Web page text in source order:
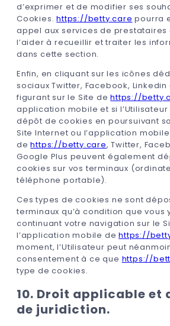
d’exprimer et de modifier ses
Cookies.https://betty.care pourra
appel aux services de prestataires
l’aider à recueillir et traiter les
dans cette section.
Enfin, en cliquant sur les icônes
sociaux Twitter, Facebook, Linkedin
figurant sur le Site dehttps://
application mobile et si
dépôt de cookies en poursuivant
Site Internet ou l’application mobile
dehttps://betty.care, Twitter,
Google Plus peuvent également
cookies sur vos terminaux
téléphone portable).
Ces types de cookies ne sont
terminaux qu’à condition que vous
continuant votre navigation sur le
l’application mobile dehttps://
moment, l’Utilisateur peut
consentement à ce que https://
type de cookies.
10. Droit applicable
de juridiction.